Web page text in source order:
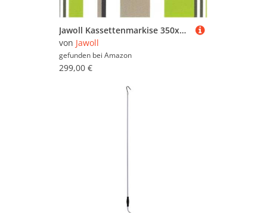
Jawoll Kassettenmarkise 350x250 cm, Markisenstoff grün-braun (Profilfarbe: Anthrazit), Sonnenschutz mit Markisenkrubel, Schattenspender, Sonnensegel, Hülsenmarkise UV- beständig & Wasserabweisend
von Jawoll
gefunden bei Amazon
299,00 €